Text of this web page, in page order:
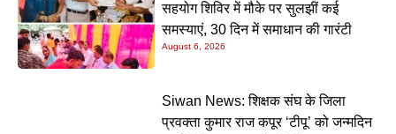
सहयोग शिविर में मौके पर सुलझीं कई
समस्याएं, 30 दिन में समाधान की गारंटी
August 6, 2026
Siwan News: शिक्षक संघ के जिला
प्रवक्ता कुमार राज कपूर ‘टीपू’ को जन्मदिन